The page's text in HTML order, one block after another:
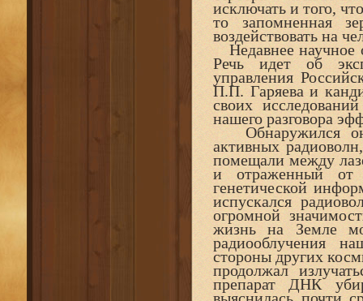
исключать и того,
то запомненная
воздействовать на
Недавнее научное
Речь идет об
управления
П.П. Гаряева и
своих
нашего разговора
Обнаружился он
активных
помещали между
и отраженный от
генетической
испускался
огромной
жизнь на Земле
радиооблучения
стороны других
продолжал
препарат ДНК